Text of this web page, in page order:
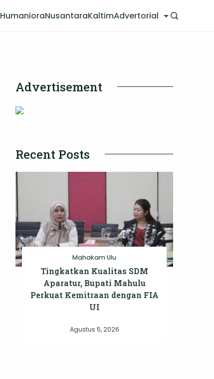
HumanioraNusantaraKaltimAdvertorial
Advertisement
Recent Posts
Mahakam Ulu
Tingkatkan Kualitas SDM
Aparatur, Bupati Mahulu
Perkuat Kemitraan dengan FIA
UI
Agustus 5, 2026